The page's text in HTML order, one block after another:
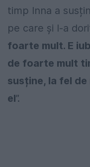
timp Inna a
pe care și l-a
foarte mult. E
de foarte mult
susține, la fel de
el”.